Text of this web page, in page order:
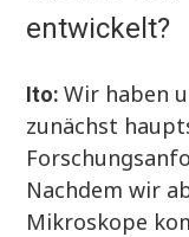
entwickelt?
Ito:Wir haben
zunächst
Nachdem wir
Mikroskope